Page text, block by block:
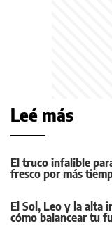
Leé más
El truco infalible
fresco por más
El Sol, Leo y la alta
cómo balancear tu